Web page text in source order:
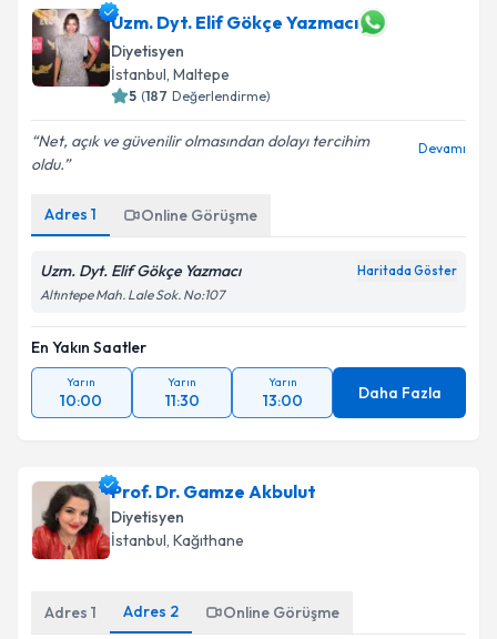
Dyt. Begüm KURANiçin randevu takvimi talebi
oluşturun. Size bu uzmandan randevu almanız için bir
takvim hazırlandığında e-posta ile bilgilendireceğiz.
E-posta Adresiniz
Kişisel verilerimin işlenmesine ilişkin
Metni'ni okudum ve kişisel verilerimin belirtilen
kapsamda işlenmesini kabul ediyorum.
Takvim Talebini Gönder
Uzm. Dyt. Elif Gökçe Yazmacı
Diyetisyen
İstanbul, Maltepe
5 (187 Değerlendirme)
Net, açık ve güvenilir olmasından dolayı tercihim
oldu.
Devamı
Adres 1 Online Görüşme
Uzm. Dyt. Elif Gökçe Yazmacı Haritada Göster
Altıntepe Mah. Lale Sok. No:107
En Yakın Saatler
Yarın
10:00
Yarın
11:30
Yarın
13:00 Daha Fazla
Prof. Dr. Gamze Akbulut
Diyetisyen
İstanbul, Kağıthane
Adres 1 Adres 2 Online Görüşme